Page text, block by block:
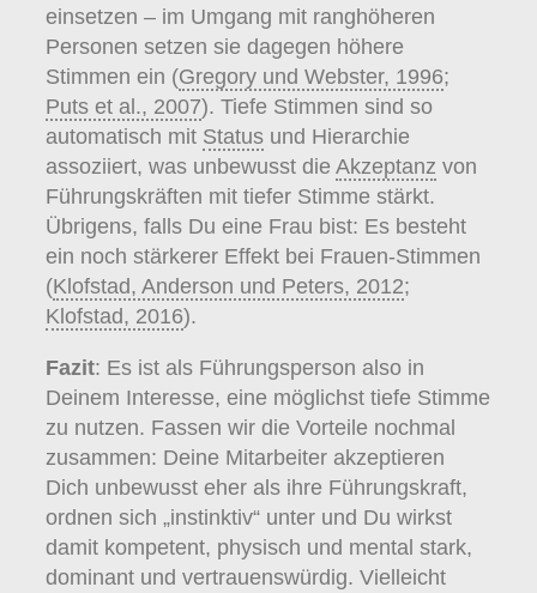
einsetzen – im Umgang mit ranghöheren
Personen setzen sie dagegen höhere
Stimmen ein (Gregory und Webster, 1996;
Puts et al., 2007). Tiefe Stimmen sind so
automatisch mit Status und Hierarchie
assoziiert, was unbewusst die Akzeptanz von
Führungskräften mit tiefer Stimme stärkt.
Übrigens, falls Du eine Frau bist: Es besteht
ein noch stärkerer Effekt bei Frauen-Stimmen
(Klofstad, Anderson und Peters, 2012;
Klofstad, 2016).
Fazit: Es ist als Führungsperson also in
Deinem Interesse, eine möglichst tiefe Stimme
zu nutzen. Fassen wir die Vorteile nochmal
zusammen: Deine Mitarbeiter akzeptieren
Dich unbewusst eher als ihre Führungskraft,
ordnen sich „instinktiv“ unter und Du wirkst
damit kompetent, physisch und mental stark,
dominant und vertrauenswürdig. Vielleicht